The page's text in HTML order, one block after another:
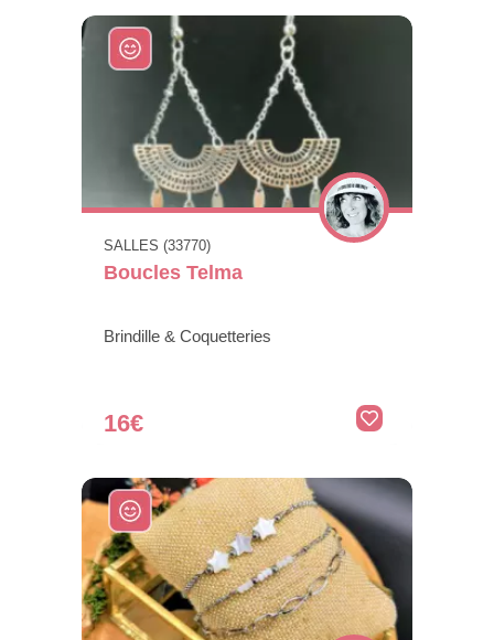
SALLES (33770)
Boucles Telma
Brindille & Coquetteries
16€